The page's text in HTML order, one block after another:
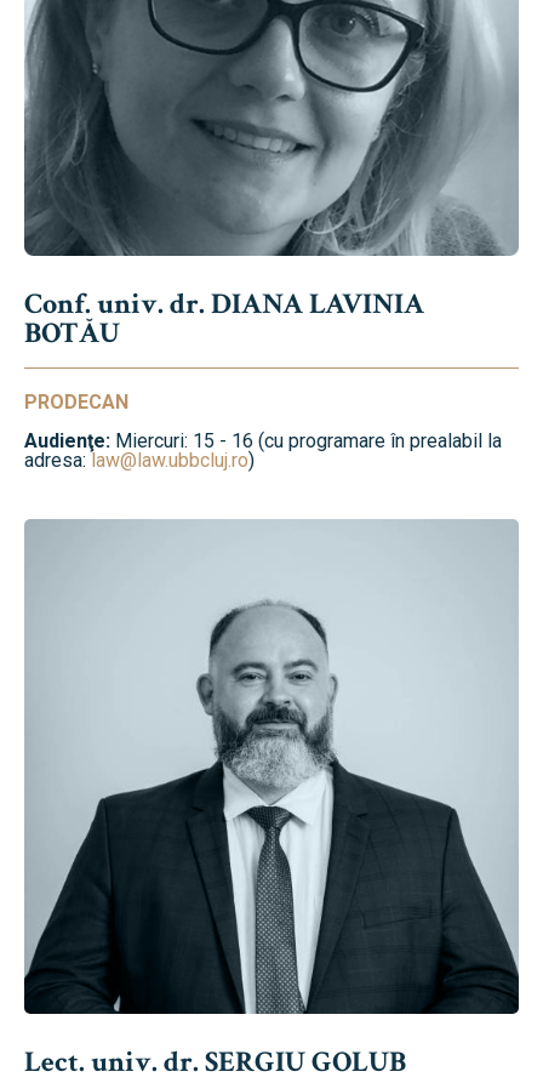
Conf. univ. dr. DIANA LAVINIA
BOTĂU
PRODECAN
Audienţe: Miercuri: 15 - 16 (cu programare în prealabil la
adresa: law@law.ubbcluj.ro)
Lect. univ. dr. SERGIU GOLUB